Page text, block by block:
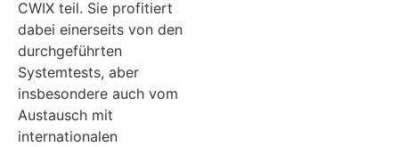
CWIX teil. Sie profitiert
dabei einerseits von den
durchgeführten
Systemtests, aber
insbesondere auch vom
Austausch mit
internationalen